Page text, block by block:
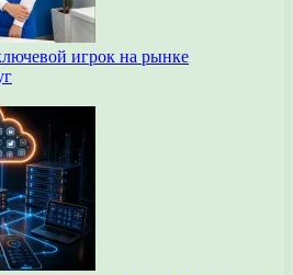
игрок на рынке